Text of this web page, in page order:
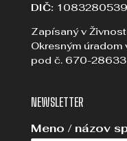
DIČ: 1083280539
Zapísaný v
Okresným úradom
pod č. 670-28633
NEWSLETTER
Meno / názov